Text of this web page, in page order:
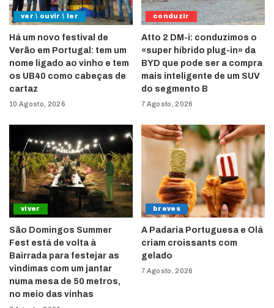
ver \ ouvir \ ler
Há um novo festival de
Verão em Portugal: tem um
nome ligado ao vinho e tem
os UB40 como cabeças de
cartaz
10 Agosto, 2026
conduzir
Atto 2 DM-i: conduzimos o
«super híbrido plug-in» da
BYD que pode ser a compra
mais inteligente de um SUV
do segmento B
7 Agosto, 2026
viver
São Domingos Summer
Fest está de volta à
Bairrada para festejar as
vindimas com um jantar
numa mesa de 50 metros,
no meio das vinhas
breves
A Padaria Portuguesa e Olá
criam croissants com
gelado
7 Agosto, 2026